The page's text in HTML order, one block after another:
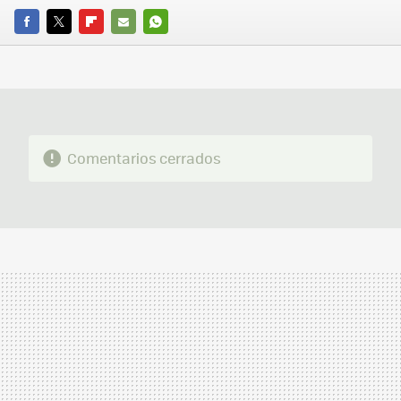
FACEBOOK
TWITTERFLIPBOARD
E-
WHATSAPP
Comentarios cerrados